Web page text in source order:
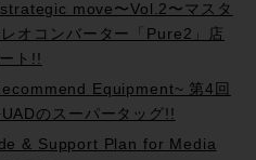
move〜Vol.2〜マスタ
オコンバーター「Pure2」店
ト!!
Equipment~ 第4回
のスーパータッグ!!
& Support Plan for Media